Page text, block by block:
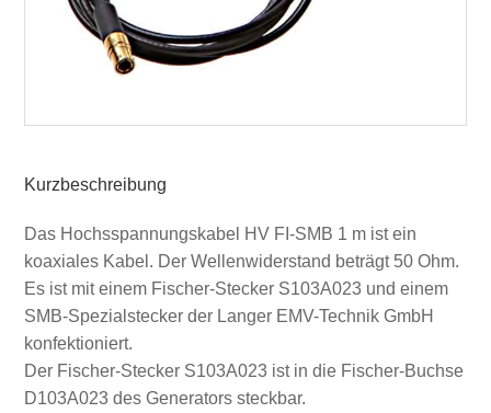
Kurzbeschreibung
Das Hochsspannungskabel HV FI-SMB 1 m ist ein
koaxiales Kabel. Der Wellenwiderstand beträgt 50 Ohm.
Es ist mit einem Fischer-Stecker S103A023 und einem
SMB-Spezialstecker der Langer EMV-Technik GmbH
konfektioniert.
Der Fischer-Stecker S103A023 ist in die Fischer-Buchse
D103A023 des Generators steckbar.